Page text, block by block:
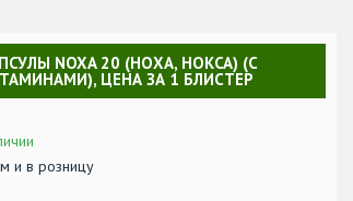
NOXA 20 (НОХА, НОКСА) (С
ЦЕНА ЗА 1 БЛИСТЕР
и в розницу